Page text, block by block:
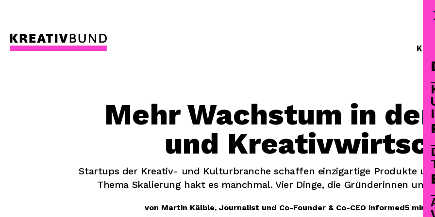
Mehr Wachstum in
und
Startups der Kreativ- und Kulturbranche schaffen einzigartige Produkte
Thema Skalierung hakt es manchmal. Vier Dinge, die Gründerinnen und
von Martin Kälble, Journalist und Co-Founder & Co-CEO informed5 min